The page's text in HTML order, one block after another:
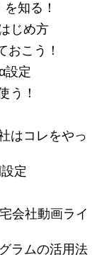
知る！
じめ方
おこう！
設定
う！
はコレをやっ
定
会社動画ライ
ラムの活用法